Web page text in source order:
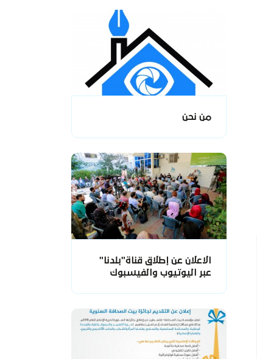
من نحن
الاعلان عن إطلاق قناة"بلدنا"
عبر اليوتيوب والفيسبوك